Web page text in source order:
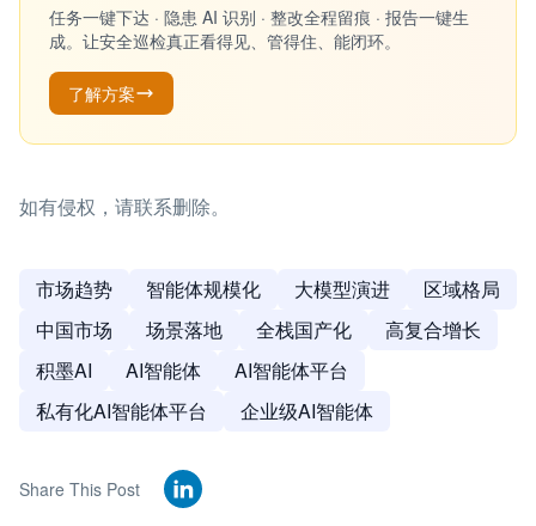
任务一键下达 · 隐患 AI 识别 · 整改全程留痕 · 报告一键生
成。让安全巡检真正看得见、管得住、能闭环。
了解方案
如有侵权，请联系删除。
市场趋势 智能体规模化 大模型演进
区域格局
中国市场
场景落地 全栈国产化
高复合增长
积墨AI
AI智能体
AI智能体平台
私有化AI智能体平台
企业级AI智能体
Share This Post